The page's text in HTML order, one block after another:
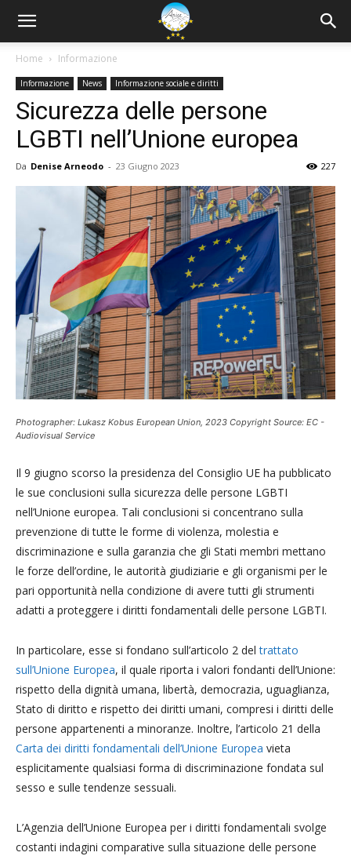
Home Informazione
Informazione News Informazione sociale e diritti
Sicurezza delle persone
LGBTI nell’Unione europea
Da Denise Arneodo - 23 Giugno 2023 227
Photographer: Lukasz Kobus European Union, 2023 Copyright Source: EC -
Audiovisual Service
Il 9 giugno scorso la presidenza del Consiglio UE ha pubblicato
le sue conclusioni sulla sicurezza delle persone LGBTI
nell’Unione europea. Tali conclusioni si concentrano sulla
prevenzione di tutte le forme di violenza, molestia e
discriminazione e sulla garanzia che gli Stati membri mettano
le forze dell’ordine, le autorità giudiziarie e gli organismi per le
pari opportunità nella condizione di avere tutti gli strumenti
adatti a proteggere i diritti fondamentali delle persone LGBTI.
In particolare, esse si fondano sull’articolo 2 deltrattato
sull’Unione Europea, il quale riporta i valori fondanti dell’Unione:
rispetto della dignità umana, libertà, democrazia, uguaglianza,
Stato di diritto e rispetto dei diritti umani, compresi i diritti delle
persone appartenenti a minoranze. Inoltre, l’articolo 21 della
Carta dei diritti fondamentali dell’Unione Europea vieta
esplicitamente qualsiasi forma di discriminazione fondata sul
sesso e sulle tendenze sessuali.
L’Agenzia dell’Unione Europea per i diritti fondamentali svolge
costanti indagini comparative sulla situazione delle persone